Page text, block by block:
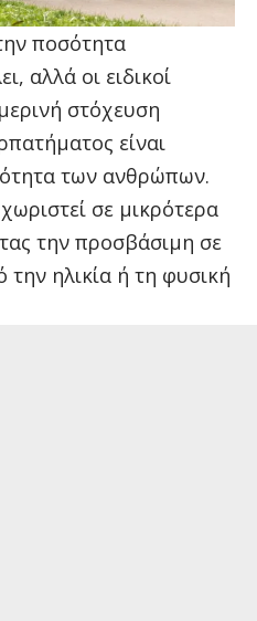
ποσότητα
αλλά οι ειδικοί
στόχευση
είναι
των ανθρώπων.
σε μικρότερα
την προσβάσιμη σε
ηλικία ή τη φυσική